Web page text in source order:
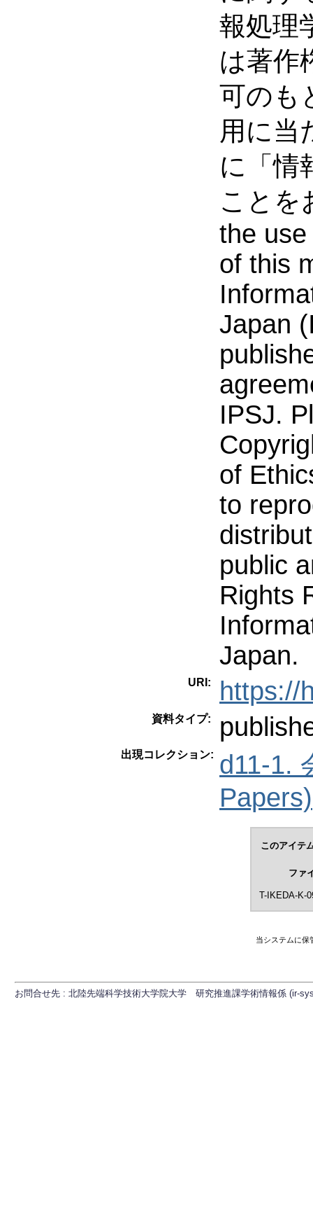
報処理
は著作
可のも
用に当
に「情
ことを
the
of this
Japan
IPSJ.
of
to
public
Rights
Japan.
URI: https://
資料タイプ:
出現コレクション: d11-1.
Papers)
このアイテ
ファ
T-IKEDA-K-
当システムに保
お問合せ先 : 北陸先端科学技術大学院大学 研究推進課学術情報係 (ir-